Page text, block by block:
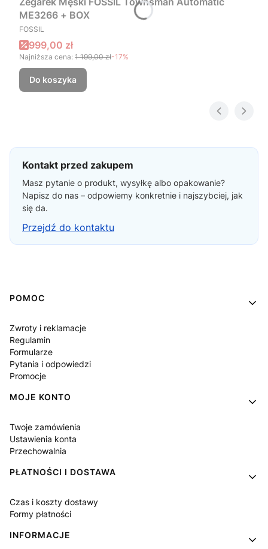
ME3266 + BOX
PRODUCENT
FOSSIL
Cena promocyjna
999,00 zł
Najniższa cena: 1 199,00 zł-17%
Do koszyka
Kontakt przed zakupem
Masz pytanie o produkt, wysyłkę albo opakowanie?
Napisz do nas – odpowiemy konkretnie i najszybciej, jak
się da.
Przejdź do kontaktu
Linki w stopce
POMOC
Zwroty i reklamacje
Regulamin
Formularze
Pytania i odpowiedzi
Promocje
MOJE KONTO
Twoje zamówienia
Ustawienia konta
Przechowalnia
PŁATNOŚCI I DOSTAWA
Czas i koszty dostawy
Formy płatności
INFORMACJE